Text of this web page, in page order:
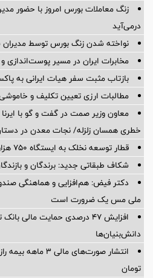
زنگ معاملات بورس امروز با حضور
درمی‌آید
نواخته شدن زنگ بورس توسط مدیران
مخابرات ایران در مسیر پوست‌اندازی و
بازتاب مثبت سفر هیات ایرانی به
مطالبات ارزی تعیین تکلیف و
معاون وزیر صمت در گفت و گو با
خطری همسان زلزله/ نجات معدن در
قطار توسعه نخلک به ایستگاه ۷۵۰ هزار تن رسید
شکاف طبقاتی جدید: برندگان و
دکتر فیض: هم‌افزایی و هماهنگی
ملی مس یک ضرورت است
افزایش ۴۷ درصدی حمایت مالی
دانش‌بنیان‌ها
تومان